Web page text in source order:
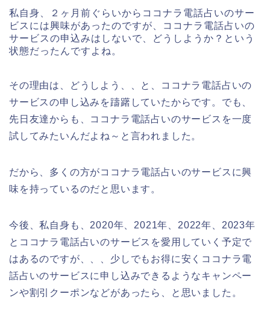
私自身、２ヶ月前ぐらいからココナラ電話占いのサー
ビスには興味があったのですが、ココナラ電話占いの
サービスの申込みはしないで、どうしようか？という
状態だったんですよね。
その理由は、どうしよう、、と、ココナラ電話占いの
サービスの申し込みを躊躇していたからです。でも、
先日友達からも、ココナラ電話占いのサービスを一度
試してみたいんだよね～と言われました。
だから、多くの方がココナラ電話占いのサービスに興
味を持っているのだと思います。
今後、私自身も、2020年、2021年、2022年、2023年
とココナラ電話占いのサービスを愛用していく予定で
はあるのですが、、、少しでもお得に安くココナラ電
話占いのサービスに申し込みできるようなキャンペー
ンや割引クーポンなどがあったら、と思いました。